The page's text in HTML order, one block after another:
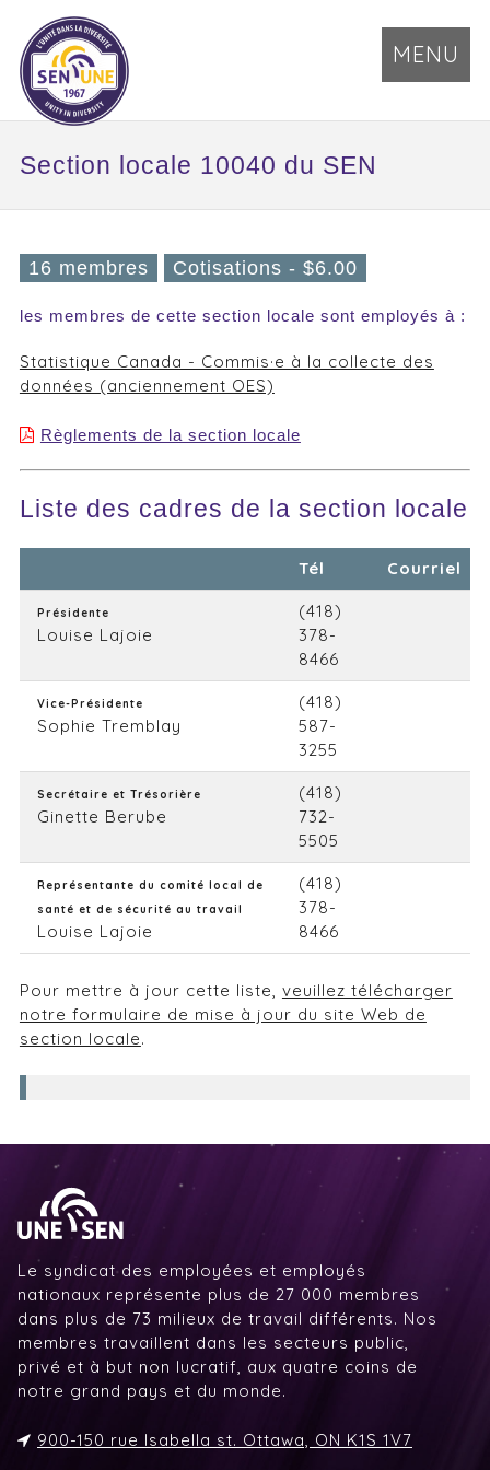
MENU
Section locale 10040 du SEN
16 membres Cotisations - $6.00
les membres de cette section locale sont employés à :
Statistique Canada - Commis·e à la collecte des
données (anciennement OES)
Règlements de la section locale
Liste des cadres de la section locale
Tél Courriel
Présidente
Louise Lajoie
(418)
378-
8466
Vice-Présidente
Sophie Tremblay
(418)
587-
3255
Secrétaire et Trésorière
Ginette Berube
(418)
732-
5505
Représentante du comité local de
santé et de sécurité au travail
Louise Lajoie
(418)
378-
8466
Pour mettre à jour cette liste, veuillez télécharger
notre formulaire de mise à jour du site Web de
section locale.
Le syndicat des employées et employés
nationaux représente plus de 27 000 membres
dans plus de 73 milieux de travail différents. Nos
membres travaillent dans les secteurs public,
privé et à but non lucratif, aux quatre coins de
notre grand pays et du monde.
900-150 rue Isabella st. Ottawa, ON K1S 1V7